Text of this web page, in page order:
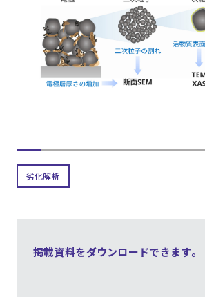
劣化解析
掲載資料をダウンロードできます。